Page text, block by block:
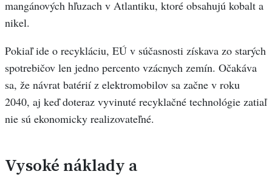
mangánových hľuzach v Atlantiku, ktoré obsahujú kobalt a
nikel.
Pokiaľ ide o recykláciu, EÚ v súčasnosti získava zo starých
spotrebičov len jedno percento vzácnych zemín. Očakáva
sa, že návrat batérií z elektromobilov sa začne v roku
2040, aj keď doteraz vyvinuté recyklačné technológie zatiaľ
nie sú ekonomicky realizovateľné.
Vysoké náklady a